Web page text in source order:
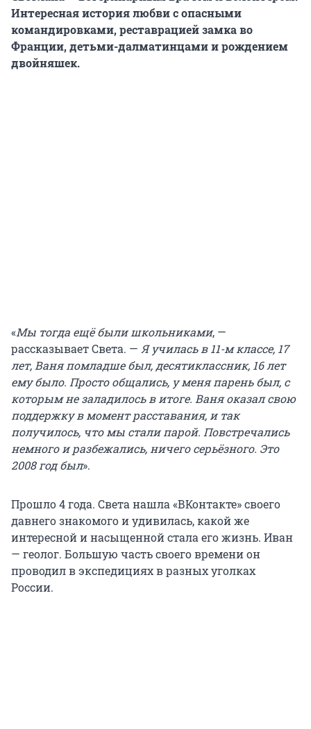
Интересная история любви с опасными
командировками, реставрацией замка во
Франции, детьми-далматинцами и рождением
двойняшек.
«Мы тогда ещё были школьниками, —
рассказывает Света. — Я училась в 11-м классе, 17
лет, Ваня помладше был, десятиклассник, 16 лет
ему было. Просто общались, у меня парень был, с
которым не заладилось в итоге. Ваня оказал свою
поддержку в момент расставания, и так
получилось, что мы стали парой. Повстречались
немного и разбежались, ничего серьёзного. Это
2008 год был».
Прошло 4 года. Света нашла «ВКонтакте» своего
давнего знакомого и удивилась, какой же
интересной и насыщенной стала его жизнь. Иван
— геолог. Большую часть своего времени он
проводил в экспедициях в разных уголках
России.